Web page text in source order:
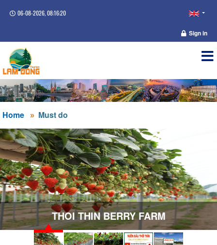
06-08-2026, 08:16:20
Sign in
Home Must do
THOI THIN BERRY FARM